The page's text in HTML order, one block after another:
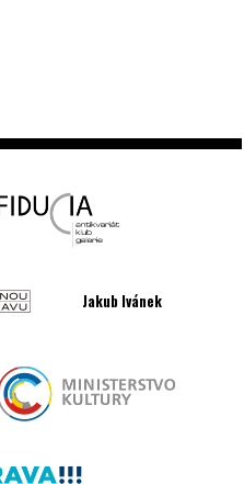
Jakub Ivánek